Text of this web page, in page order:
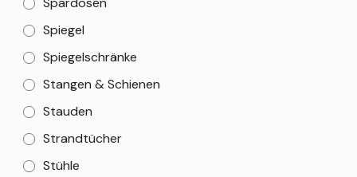
Spiegel
Spiegelschränke
Stangen & Schienen
Stauden
Strandtücher
Stühle